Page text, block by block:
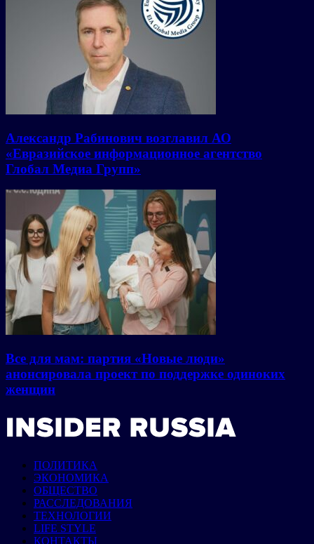
Александр Рабинович возглавил АО
«Евразийское информационное агентство
Глобал Медиа Групп»
Все для мам: партия «Новые люди»
анонсировала проект по поддержке одиноких
женщин
ПОЛИТИКА
ЭКОНОМИКА
ОБЩЕСТВО
РАССЛЕДОВАНИЯ
ТЕХНОЛОГИИ
LIFE STYLE
КОНТАКТЫ